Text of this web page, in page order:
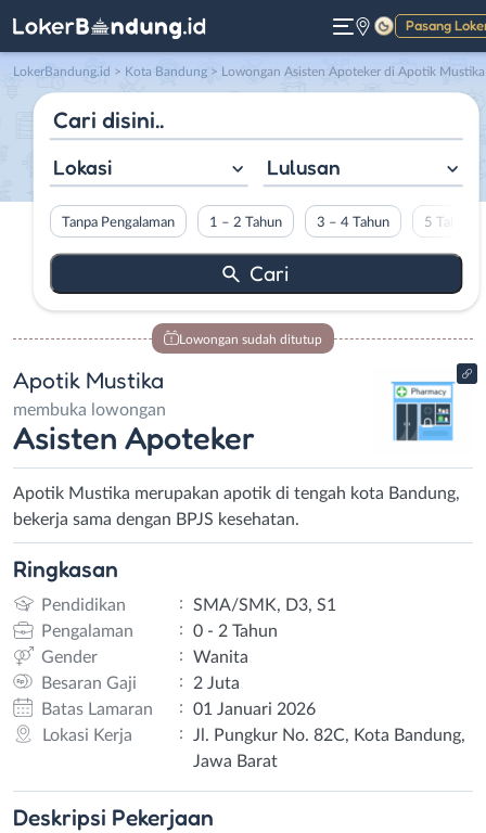
Pasang
Gelap
LokerBandung.id > Kota Bandung > Lowongan Asisten Apoteker di Apotik Mustika
Lokasi Lulusan
Tanpa Pengalaman 1 – 2 Tahun 3 – 4 Tahun 5 Tahun
Lowongan sudah ditutup
Apotik Mustika
membuka lowongan
Asisten Apoteker
Apotik Mustika merupakan apotik di tengah kota Bandung,
bekerja sama dengan BPJS kesehatan.
Ringkasan
Pendidikan :
SMA/SMK, D3, S1
Pengalaman
:
0 - 2 Tahun
Gender
:
Wanita
Besaran Gaji
:
2 Juta
Batas Lamaran
:
01 Januari 2026
Lokasi Kerja
:
Jl. Pungkur No. 82C, Kota Bandung,
Jawa Barat
Deskripsi Pekerjaan